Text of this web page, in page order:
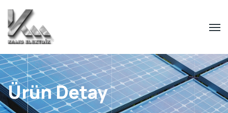
Ürün Detay